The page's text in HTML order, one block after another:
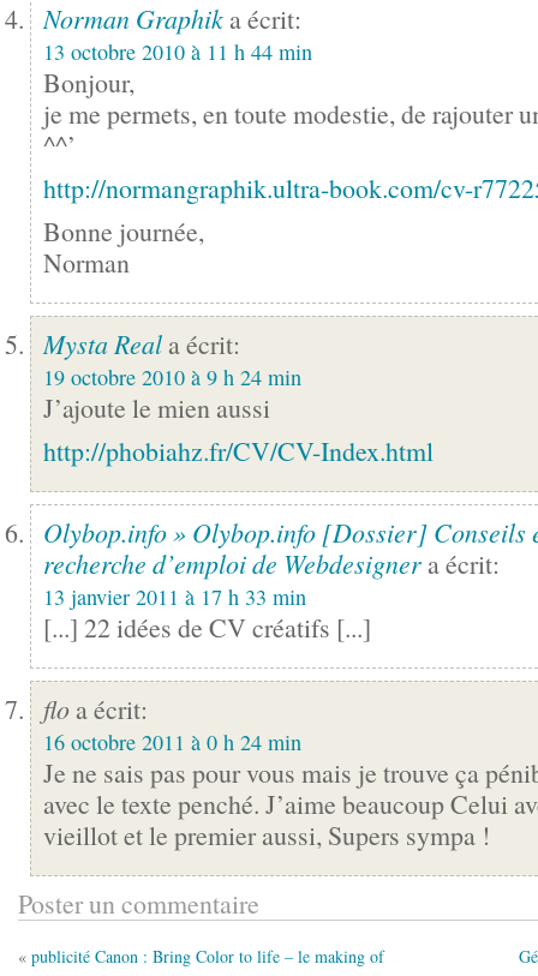
Norman Graphik a écrit:
13 octobre 2010 à 11 h 44 min
Bonjour,
je me permets, en toute modestie, de rajouter
^^’
http://normangraphik.ultra-book.com/cv-
Bonne journée,
Norman
Mysta Real a écrit:
19 octobre 2010 à 9 h 24 min
J’ajoute le mien aussi
http://phobiahz.fr/CV/CV-Index.html
Olybop.info » Olybop.info [Dossier] Conseils
recherche d’emploi de Webdesigner a écrit:
13 janvier 2011 à 17 h 33 min
[...] 22 idées de CV créatifs [...]
flo a écrit:
16 octobre 2011 à 0 h 24 min
Je ne sais pas pour vous mais je trouve ça
avec le texte penché. J’aime beaucoup Celui
vieillot et le premier aussi, Supers sympa !
Poster un commentaire
« publicité Canon : Bring Color to life – le making of